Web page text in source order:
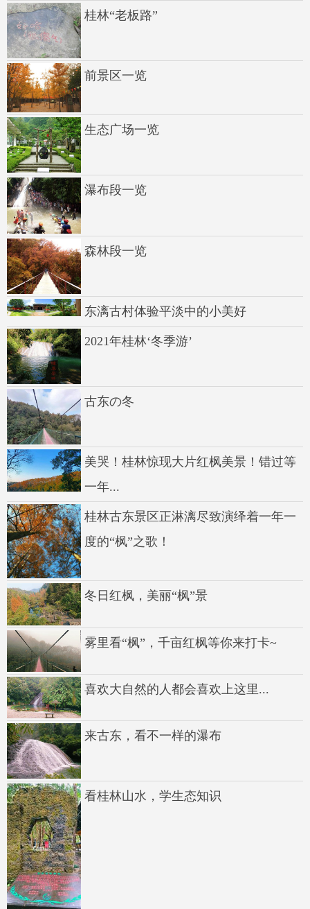
桂林“老板路”
前景区一览
生态广场一览
瀑布段一览
森林段一览
东漓古村体验平淡中的小美好
2021年桂林‘冬季游’
古东の冬
美哭！桂林惊现大片红枫美景！错过等
一年...
桂林古东景区正淋漓尽致演绎着一年一
度的“枫”之歌！
冬日红枫，美丽“枫”景
雾里看“枫”，千亩红枫等你来打卡~
喜欢大自然的人都会喜欢上这里...
来古东，看不一样的瀑布
看桂林山水，学生态知识